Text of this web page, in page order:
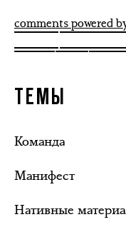
comments powered
ТЕМЫ
Команда
Манифест
Нативные